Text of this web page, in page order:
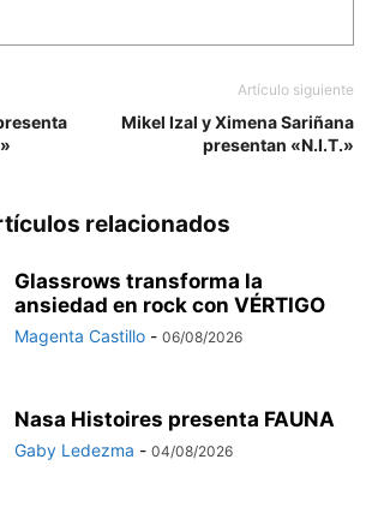
Artículo siguiente
Mikel Izal y Ximena Sariñana
presentan «N.I.T.»
relacionados
Glassrows transforma la
ansiedad en rock con VÉRTIGO
Magenta Castillo - 06/08/2026
Nasa Histoires presenta FAUNA
Gaby Ledezma - 04/08/2026